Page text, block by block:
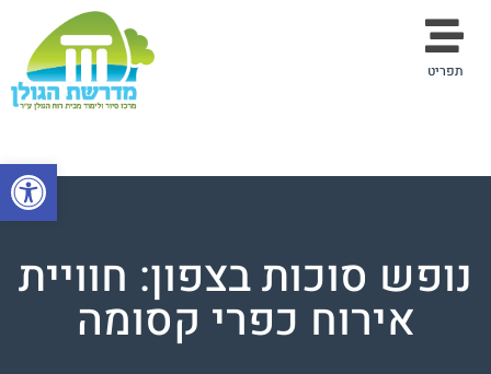
תפריט
נופש סוכות בצפון: חוויית
אירוח כפרי קסומה
פתח